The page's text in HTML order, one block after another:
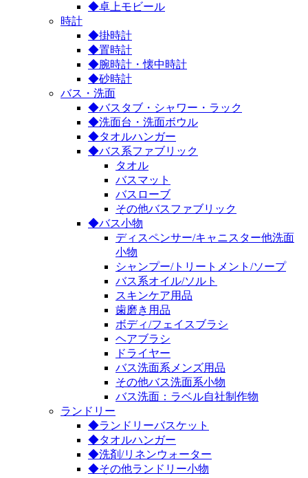
◆卓上モビール
時計
◆掛時計
◆置時計
◆腕時計・懐中時計
◆砂時計
バス・洗面
◆バスタブ・シャワー・ラック
◆洗面台・洗面ボウル
◆タオルハンガー
◆バス系ファブリック
タオル
バスマット
バスローブ
その他バスファブリック
◆バス小物
ディスペンサー/キャニスター他洗面
小物
シャンプー/トリートメント/ソープ
バス系オイル/ソルト
スキンケア用品
歯磨き用品
ボディ/フェイスブラシ
ヘアブラシ
ドライヤー
バス洗面系メンズ用品
その他バス洗面系小物
バス洗面：ラベル自社制作物
ランドリー
◆ランドリーバスケット
◆タオルハンガー
◆洗剤/リネンウォーター
◆その他ランドリー小物